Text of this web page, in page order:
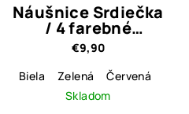
Náušnice Srdiečka
/ 4 farebné
varianty
€9,90
Biela
Zelená Červená
Skladom